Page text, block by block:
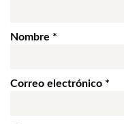
Nombre *
Correo electrónico *